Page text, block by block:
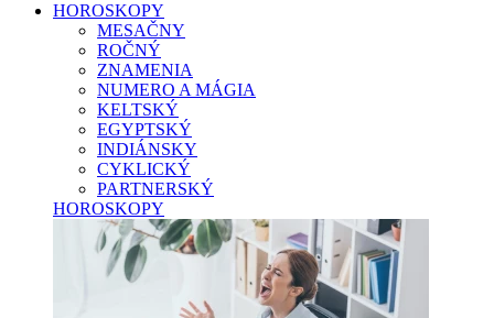
HOROSKOPY
MESAČNY
ROČNÝ
ZNAMENIA
NUMERO A MÁGIA
KELTSKÝ
EGYPTSKÝ
INDIÁNSKY
CYKLICKÝ
PARTNERSKÝ
HOROSKOPY